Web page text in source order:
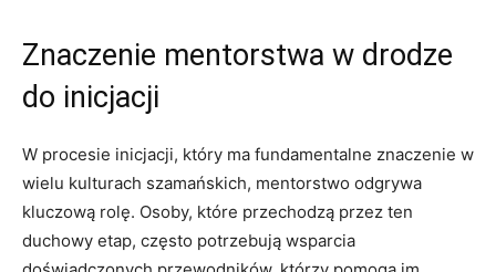
Znaczenie mentorstwa w drodze
do inicjacji
W procesie inicjacji, który ma fundamentalne znaczenie w
wielu kulturach szamańskich, mentorstwo odgrywa
kluczową rolę. Osoby, które przechodzą przez ten
duchowy etap, często potrzebują wsparcia